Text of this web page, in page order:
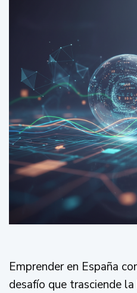
Emprender en España
desafío que trasciende